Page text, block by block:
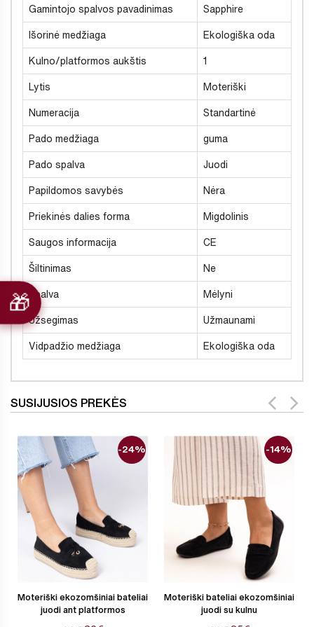
Gamintojo spalvos pavadinimas Sapphire
Išorinė medžiaga Ekologiška oda
Kulno/platformos aukštis 1
Lytis Moteriški
Numeracija Standartinė
Pado medžiaga guma
Pado spalva Juodi
Papildomos savybės Nėra
Priekinės dalies forma Migdolinis
Saugos informacija CE
Šiltinimas Ne
Spalva Mėlyni
Užsegimas Užmaunami
Vidpadžio medžiaga Ekologiška oda
SUSIJUSIOS PREKĖS
Moteriški ekozomšiniai bateliai
juodi ant platformos
-24%
Moteriški bateliai ekozomšiniai
juodi su kulnu
-14%